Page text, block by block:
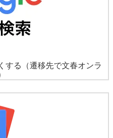
する
（遷移先で文春オンラ